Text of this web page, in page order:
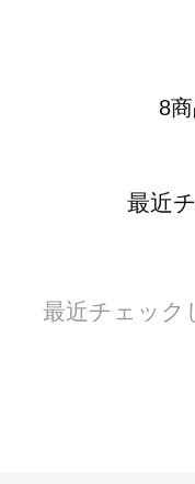
8
最近
最近チェック